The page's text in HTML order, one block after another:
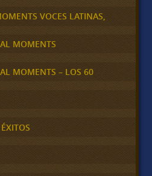
VOCES LATINAS,
MOMENTS
MOMENTS – LOS 60